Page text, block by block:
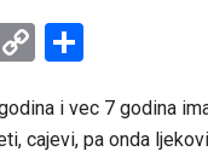
CopyShare
i vec 7 godina
cajevi, pa onda